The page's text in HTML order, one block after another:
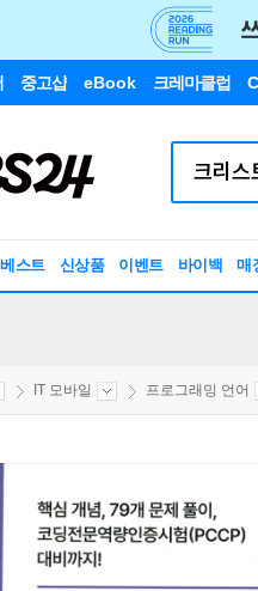
중고샵 eBook 크레마클럽
베스트 신상품 이벤트 바이백 매
IT 모바일 프로그래밍 언어